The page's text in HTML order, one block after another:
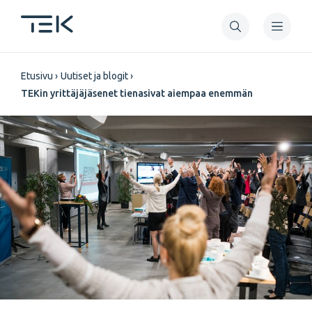
pääsisältöön
Murupolku
Etusivu
Uutiset ja blogit
TEKin yrittäjäjäsenet tienasivat aiempaa enemmän